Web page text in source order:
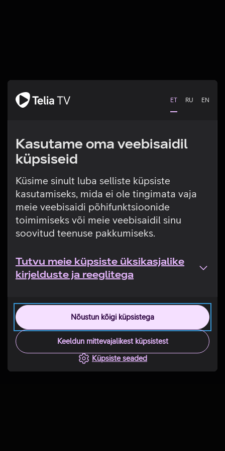
ET RU EN
Kasutame oma veebisaidil
küpsiseid
Küsime sinult luba selliste küpsiste
kasutamiseks, mida ei ole tingimata vaja
meie veebisaidi põhifunktsioonide
toimimiseks või meie veebisaidil sinu
soovitud teenuse pakkumiseks.
Tutvu meie küpsiste üksikasjalike
kirjelduste ja reeglitega
Nõustun kõigi küpsistega
Keeldun mittevajalikest küpsistest
Küpsiste seaded
Tehniline viga